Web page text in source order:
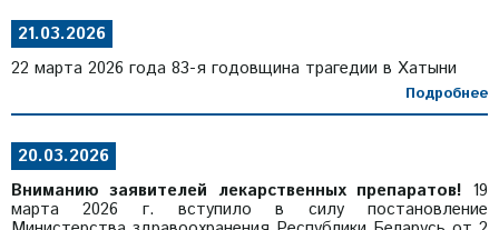
21.03.2026
22 марта 2026 года 83-я годовщина трагедии в Хатыни
Подробнее
20.03.2026
Вниманию заявителей лекарственных препаратов! 19
марта 2026 г. вступило в силу постановление